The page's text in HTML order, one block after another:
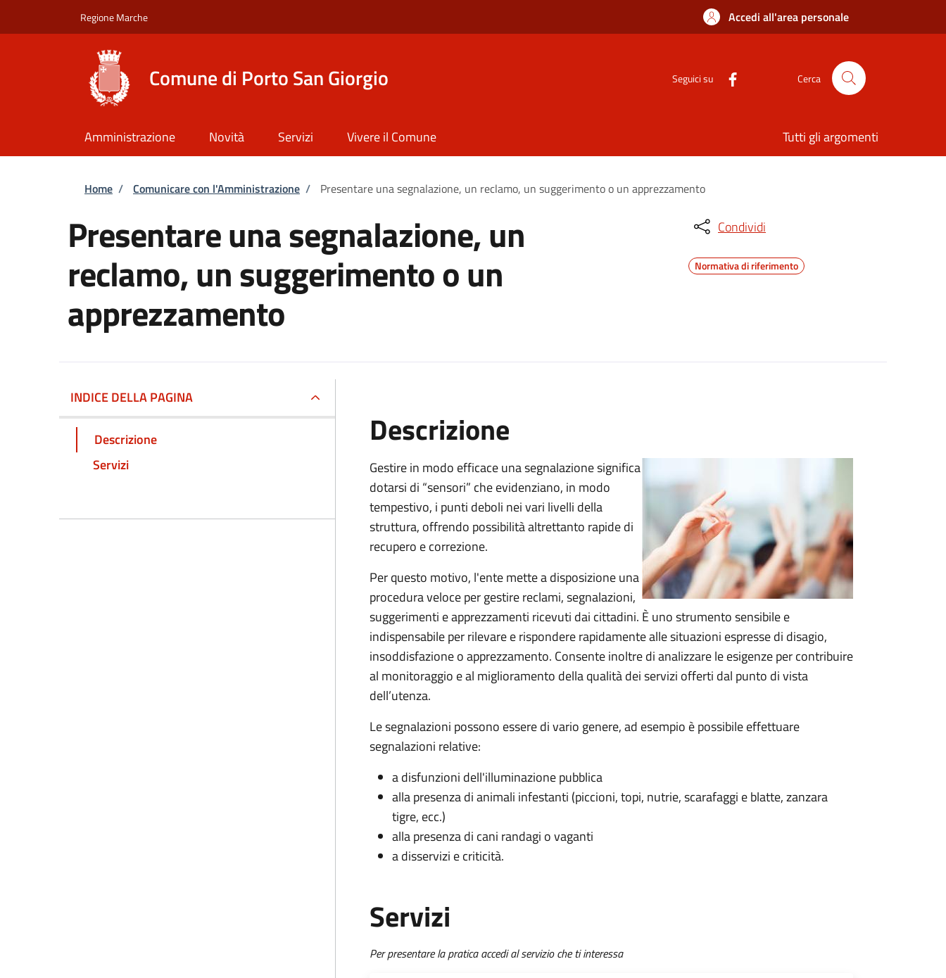
Regione Marche Accedi all'area personale
Comune di Porto San Giorgio Seguici su Cerca
Amministrazione Novità Servizi Vivere il Comune Tutti gli argomenti
Briciole di pane
Home / Comunicare con l'Amministrazione / Presentare una segnalazione, un reclamo, un suggerimento o un apprezzamento
Presentare una segnalazione, un
reclamo, un suggerimento o un
apprezzamento
Condividi
Normativa di riferimento
INDICE DELLA PAGINA
Descrizione
Servizi
Descrizione
Gestire in modo efficace una segnalazione significa
dotarsi di “sensori” che evidenziano, in modo
tempestivo, i punti deboli nei vari livelli della
struttura, offrendo possibilità altrettanto rapide di
recupero e correzione.
Per questo motivo, l'ente mette a disposizione una
procedura veloce per gestire reclami, segnalazioni,
suggerimenti e apprezzamenti ricevuti dai cittadini. È uno strumento sensibile e
indispensabile per rilevare e rispondere rapidamente alle situazioni espresse di disagio,
insoddisfazione o apprezzamento. Consente inoltre di analizzare le esigenze per contribuire
al monitoraggio e al miglioramento della qualità dei servizi offerti dal punto di vista
dell’utenza.
Le segnalazioni possono essere di vario genere, ad esempio è possibile effettuare
segnalazioni relative:
a disfunzioni dell'illuminazione pubblica
alla presenza di animali infestanti (piccioni, topi, nutrie, scarafaggi e blatte, zanzara
tigre, ecc.)
alla presenza di cani randagi o vaganti
a disservizi e criticità.
Servizi
Per presentare la pratica accedi al servizio che ti interessa